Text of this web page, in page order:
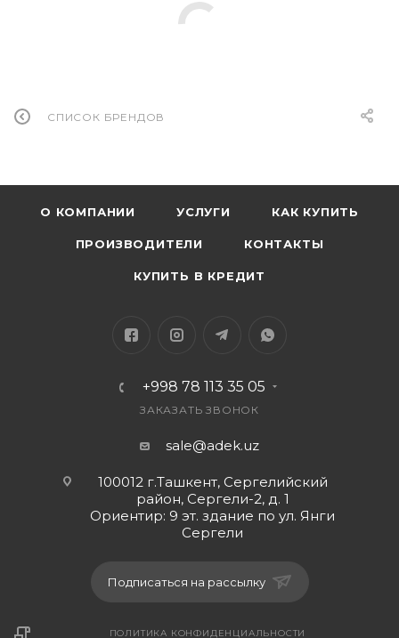
СПИСОК БРЕНДОВ
О КОМПАНИИ УСЛУГИ КАК КУПИТЬ
ПРОИЗВОДИТЕЛИ КОНТАКТЫ
КУПИТЬ В КРЕДИТ
+998 78 113 35 05
ЗАКАЗАТЬ ЗВОНОК
sale@adek.uz
100012 г.Ташкент, Сергелийский
район, Сергели-2, д. 1
Ориентир: 9 эт. здание по ул. Янги
Сергели
Подписаться на рассылку
ПОЛИТИКА КОНФИДЕНЦИАЛЬНОСТИ